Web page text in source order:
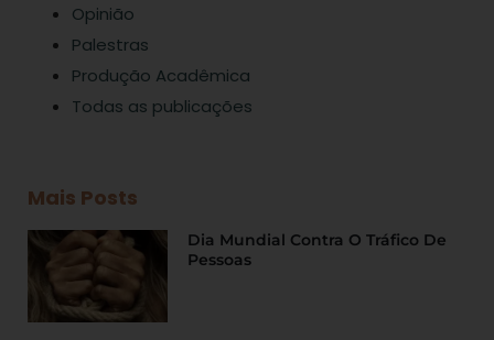
Opinião
Palestras
Produção Acadêmica
Todas as publicações
Mais Posts
Dia Mundial Contra O Tráfico De
Pessoas